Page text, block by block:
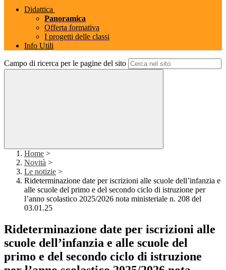
Didattica
Panoramica
Offerta formativa
I progetti delle classi
Info Utili
Campo di ricerca per le pagine del sito
Home >
Novità >
Le notizie >
Rideterminazione date per iscrizioni alle scuole dell’infanzia e
alle scuole del primo e del secondo ciclo di istruzione per
l’anno scolastico 2025/2026 nota ministeriale n. 208 del
03.01.25
Rideterminazione date per iscrizioni alle
scuole dell’infanzia e alle scuole del
primo e del secondo ciclo di istruzione